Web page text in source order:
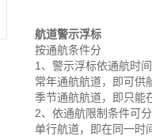
航道警示浮标
按通航条件分
1、警示浮标依通航时
常年通航航道，即可供
季节通航航道，即只能
2、依通航限制条件可
单行航道，即在同一时